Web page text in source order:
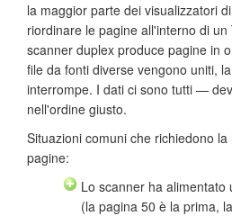
la maggior parte dei visualizzatori
riordinare le pagine all'interno di un
scanner duplex produce pagine in
file da fonti diverse vengono uniti,
interrompe. I dati ci sono tutti —
nell'ordine giusto.
Situazioni comuni che richiedono
pagine:
Lo scanner ha alimentato
(la pagina 50 è la prima,